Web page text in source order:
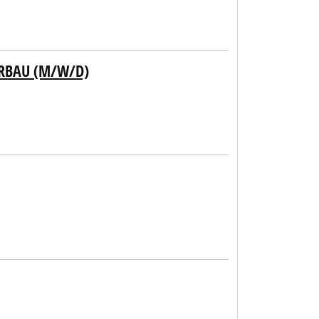
(M/W/D)